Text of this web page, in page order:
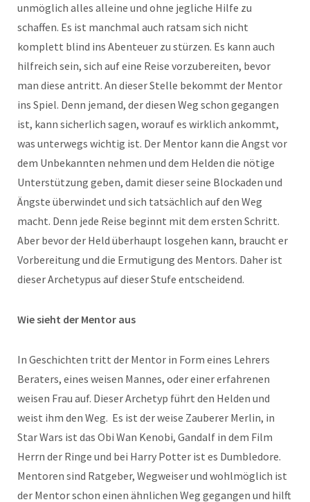
unmöglich alles alleine und ohne jegliche Hilfe zu
schaffen. Es ist manchmal auch ratsam sich nicht
komplett blind ins Abenteuer zu stürzen. Es kann auch
hilfreich sein, sich auf eine Reise vorzubereiten, bevor
man diese antritt. An dieser Stelle bekommt der Mentor
ins Spiel. Denn jemand, der diesen Weg schon gegangen
ist, kann sicherlich sagen, worauf es wirklich ankommt,
was unterwegs wichtig ist. Der Mentor kann die Angst vor
dem Unbekannten nehmen und dem Helden die nötige
Unterstützung geben, damit dieser seine Blockaden und
Ängste überwindet und sich tatsächlich auf den Weg
macht. Denn jede Reise beginnt mit dem ersten Schritt.
Aber bevor der Held überhaupt losgehen kann, braucht er
Vorbereitung und die Ermutigung des Mentors. Daher ist
dieser Archetypus auf dieser Stufe entscheidend.
Wie sieht der Mentor aus
In Geschichten tritt der Mentor in Form eines Lehrers
Beraters, eines weisen Mannes, oder einer erfahrenen
weisen Frau auf. Dieser Archetyp führt den Helden und
weist ihm den Weg. Es ist der weise Zauberer Merlin, in
Star Wars ist das Obi Wan Kenobi, Gandalf in dem Film
Herrn der Ringe und bei Harry Potter ist es Dumbledore.
Mentoren sind Ratgeber, Wegweiser und wohlmöglich ist
der Mentor schon einen ähnlichen Weg gegangen und hilft